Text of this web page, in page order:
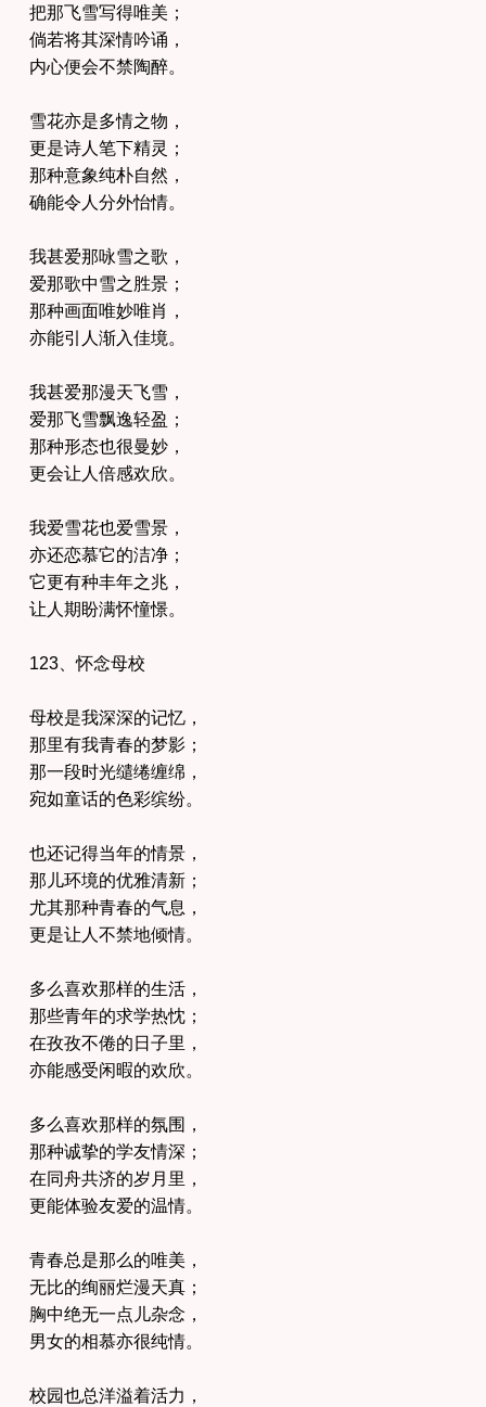
把那飞雪写得唯美；
倘若将其深情吟诵，
内心便会不禁陶醉。
雪花亦是多情之物，
更是诗人笔下精灵；
那种意象纯朴自然，
确能令人分外怡情。
我甚爱那咏雪之歌，
爱那歌中雪之胜景；
那种画面唯妙唯肖，
亦能引人渐入佳境。
我甚爱那漫天飞雪，
爱那飞雪飘逸轻盈；
那种形态也很曼妙，
更会让人倍感欢欣。
我爱雪花也爱雪景，
亦还恋慕它的洁净；
它更有种丰年之兆，
让人期盼满怀憧憬。
123、怀念母校
母校是我深深的记忆，
那里有我青春的梦影；
那一段时光缱绻缠绵，
宛如童话的色彩缤纷。
也还记得当年的情景，
那儿环境的优雅清新；
尤其那种青春的气息，
更是让人不禁地倾情。
多么喜欢那样的生活，
那些青年的求学热忱；
在孜孜不倦的日子里，
亦能感受闲暇的欢欣。
多么喜欢那样的氛围，
那种诚挚的学友情深；
在同舟共济的岁月里，
更能体验友爱的温情。
青春总是那么的唯美，
无比的绚丽烂漫天真；
胸中绝无一点儿杂念，
男女的相慕亦很纯情。
校园也总洋溢着活力，